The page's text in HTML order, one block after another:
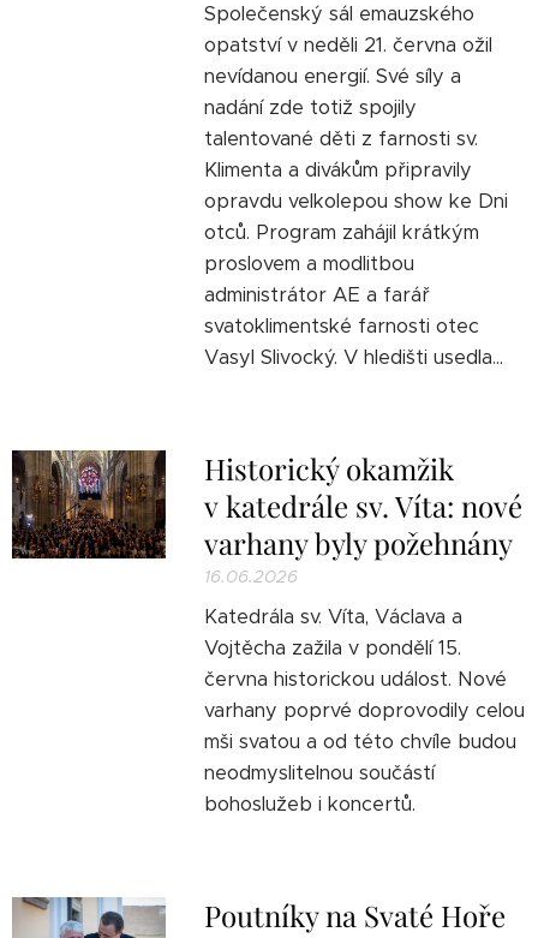
Společenský sál emauzského
opatství v neděli 21. června ožil
nevídanou energií. Své síly a
nadání zde totiž spojily
talentované děti z farnosti sv.
Klimenta a divákům připravily
opravdu velkolepou show ke Dni
otců. Program zahájil krátkým
proslovem a modlitbou
administrátor AE a farář
svatoklimentské farnosti otec
Vasyl Slivocký. V hledišti usedla...
Historický okamžik
v katedrále sv. Víta: nové
varhany byly požehnány
16.06.2026
Katedrála sv. Víta, Václava a
Vojtěcha zažila v pondělí 15.
června historickou událost. Nové
varhany poprvé doprovodily celou
mši svatou a od této chvíle budou
neodmyslitelnou součástí
bohoslužeb i koncertů.
Poutníky na Svaté Hoře